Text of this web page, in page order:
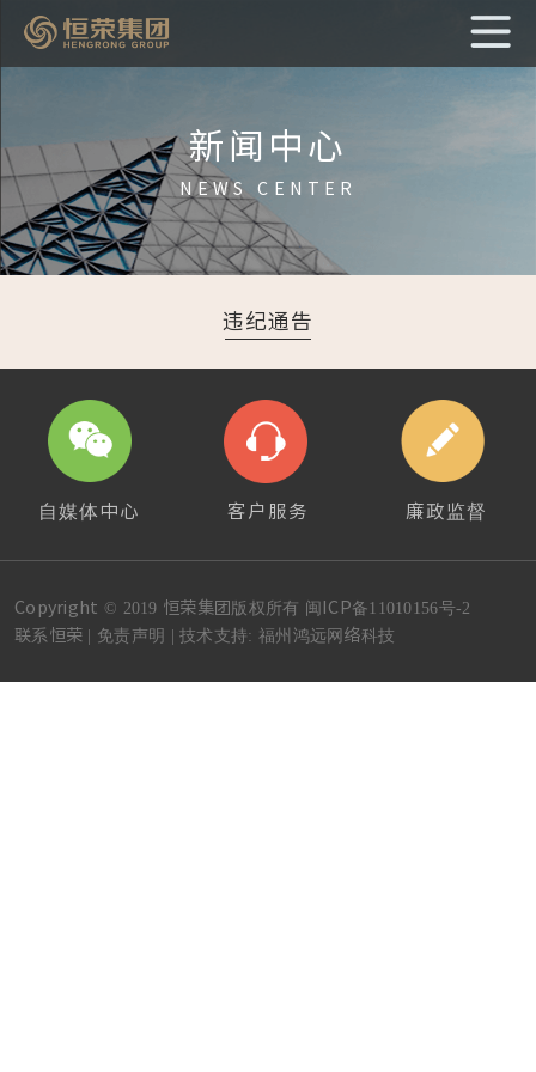
新闻中心
NEWS CENTER
违纪通告
自媒体中心 客户服务 廉政监督
Copyright © 2019 恒荣集团版权所有 闽ICP备11010156号-2
联系恒荣 | 免责声明 | 技术支持: 福州鸿远网络科技